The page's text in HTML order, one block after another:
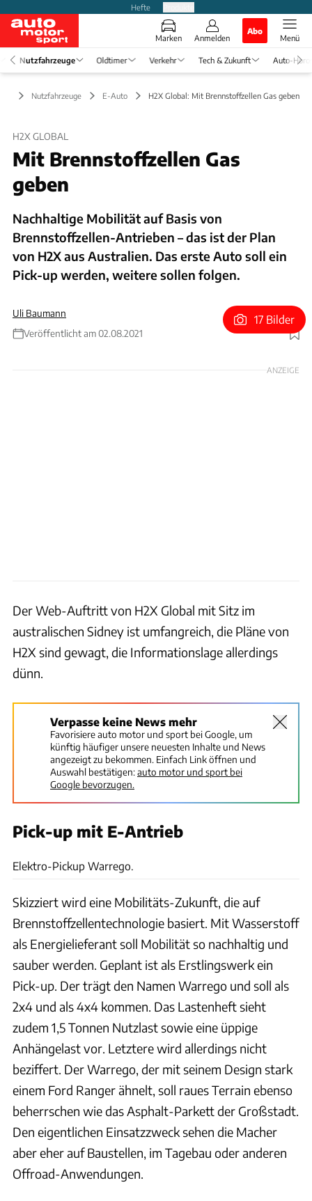
Hefte
Marken Anmelden
Abo
Menü
Nutzfahrzeuge Oldtimer Verkehr Tech & Zukunft Auto-
Nutzfahrzeuge E-Auto H2X Global: Mit Brennstoffzellen Gas geben
H2X GLOBAL
Mit Brennstoffzellen Gas
geben
Nachhaltige Mobilität auf Basis von
Brennstoffzellen-Antrieben – das ist der Plan
von H2X aus Australien. Das erste Auto soll ein
Pick-up werden, weitere sollen folgen.
Uli Baumann
Veröffentlicht am 02.08.2021
Foto: H2X Global
17 Bilder
ANZEIGE
Der Web-Auftritt von H2X Global mit Sitz im
australischen Sidney ist umfangreich, die Pläne von
H2X sind gewagt, die Informationslage allerdings
dünn.
Verpasse keine News mehr
Favorisiere auto motor und sport bei Google, um
künftig häufiger unsere neuesten Inhalte und News
angezeigt zu bekommen. Einfach Link öffnen und
Auswahl bestätigen:auto motor und sport bei
Google bevorzugen.
Pick-up mit E-Antrieb
Elektro-Pickup Warrego.
Skizziert wird eine Mobilitäts-Zukunft, die auf
Brennstoffzellentechnologie basiert. Mit Wasserstoff
als Energielieferant soll Mobilität so nachhaltig und
sauber werden. Geplant ist als Erstlingswerk ein
Pick-up. Der trägt den Namen Warrego und soll als
2x4 und als 4x4 kommen. Das Lastenheft sieht
zudem 1,5 Tonnen Nutzlast sowie eine üppige
Anhängelast vor. Letztere wird allerdings nicht
beziffert. Der Warrego, der mit seinem Design stark
einem Ford Ranger ähnelt, soll raues Terrain ebenso
beherrschen wie das Asphalt-Parkett der Großstadt.
Den eigentlichen Einsatzzweck sehen die Macher
aber eher auf Baustellen, im Tagebau oder anderen
Offroad-Anwendungen.